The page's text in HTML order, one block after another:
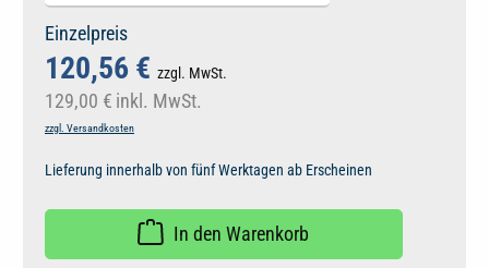
Einzelpreis
120,56 € zzgl. MwSt.
129,00 € inkl. MwSt.
zzgl. Versandkosten
Lieferung innerhalb von fünf Werktagen ab Erscheinen
In den Warenkorb